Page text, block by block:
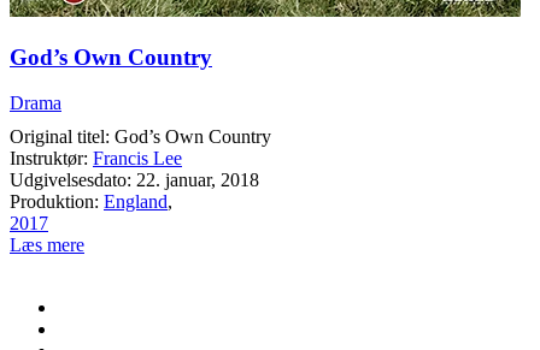
God’s Own Country
Drama
Original titel: God’s Own Country
Instruktør: Francis Lee
Udgivelsesdato: 22. januar, 2018
Produktion: England,
2017
Læs mere